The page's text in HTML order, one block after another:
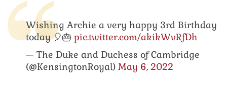
Wishing Archie a very happy 3rd Birthday
today 🎈🎂 pic.twitter.com/akikWvRfDh
— The Duke and Duchess of Cambridge
(@KensingtonRoyal) May 6, 2022